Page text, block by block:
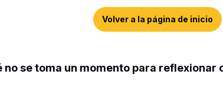
Volver a la página de inicio
no se toma un momento para